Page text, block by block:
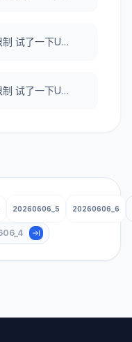
在国外怎么解除国内视频地域限制 试了一下UNBLOCKCN，真好用。
在国外怎么解除国内视频地域限制 试了一下UNBLOCKCN，真好用。
20260606_5 20260606_6